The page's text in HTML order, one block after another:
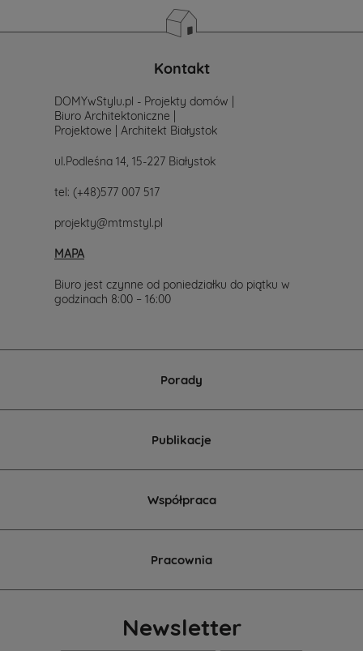
Kontakt
DOMYwStylu.pl - Projekty domów |
Biuro Architektoniczne |
Projektowe | Architekt Białystok
ul.Podleśna 14, 15-227 Białystok
tel: (+48)577 007 517
projekty@mtmstyl.pl
MAPA
Biuro jest czynne od poniedziałku do piątku w
godzinach 8:00 – 16:00
Porady
Publikacje
Współpraca
Pracownia
Newsletter